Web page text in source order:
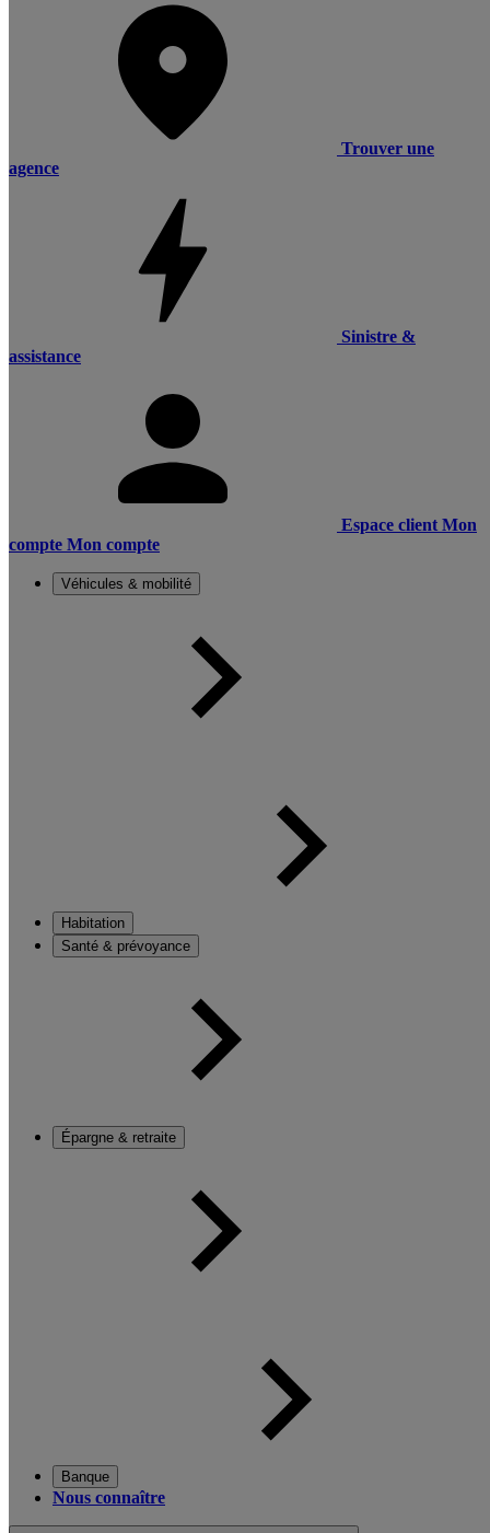
Trouver une
agence
Sinistre &
assistance
Espace client Mon
compte Mon compte
Véhicules & mobilité
Habitation
Santé & prévoyance
Épargne & retraite
Banque
Nous connaître